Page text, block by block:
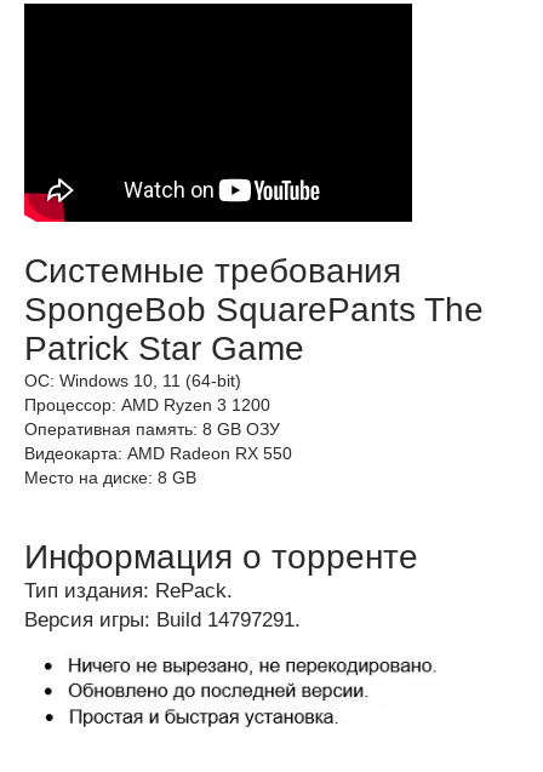
Системные требования
SpongeBob SquarePants The
Patrick Star Game
ОС: Windows 10, 11 (64-bit)
Процессор: AMD Ryzen 3 1200
Оперативная память: 8 GB ОЗУ
Видеокарта: AMD Radeon RX 550
Место на диске: 8 GB
Информация о торренте
Тип издания: RePack.
Версия игры: Build 14797291.